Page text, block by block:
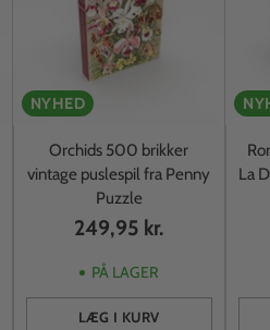
NYHED
Orchids 500 brikker
vintage puslespil fra Penny
Puzzle
249,95 kr.
PÅ LAGER
LÆG I KURV
La